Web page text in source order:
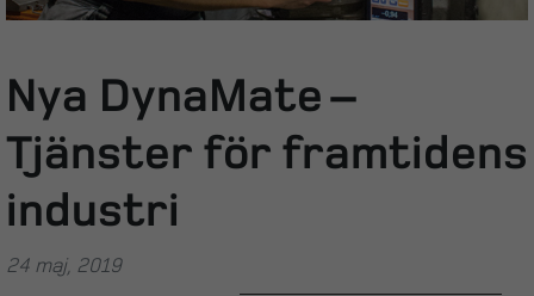
Nya DynaMate –
Tjänster för framtidens
industri
24 maj, 2019